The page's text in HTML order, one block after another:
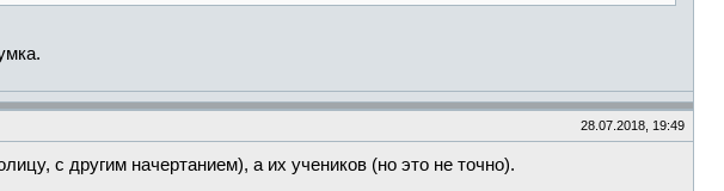
28.07.2018, 19:49
с другим начертанием), а их учеников (но это не точно).